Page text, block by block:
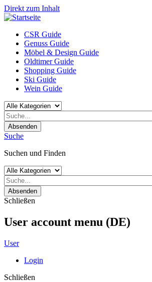
Direkt zum Inhalt
CSR Guide
Genuss Guide
Möbel & Design Guide
Oldtimer Guide
Shopping Guide
Ski Guide
Wein Guide
Absenden
Suche
Suchen und Finden
Absenden
Schließen
User account menu (DE)
User
Login
Schließen